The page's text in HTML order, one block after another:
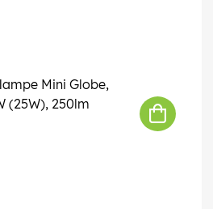
Mini Globe,
(25W), 250lm